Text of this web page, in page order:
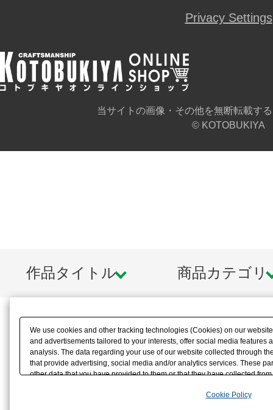
Privacy Settings
当サイトの画像・その他を無断転載す
© KOTOBUKIYA
作品タイトル 商品カテゴリ
We use cookies and other tracking technologies (Cookies) on our
and advertisements tailored to your interests, offer social media features
analysis. The data regarding your use of our website collected through
that provide advertising, social media and/or analytics services. These
other data that you have provided to them or that they have collected
the use of all Cookies except for Strictly Necessary Cookies, please
Cookie Policy